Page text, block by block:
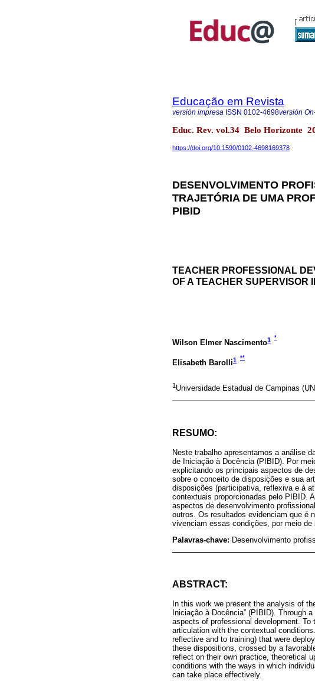
Educação em Revista
versión impresa ISSN 0102-4698versión
Educ. Rev. vol.34 Belo Horizonte
https://doi.org/10.1590/0102-4698169378
DESENVOLVIMENTO
TRAJETÓRIA DE UMA
PIBID
TEACHER PROFESSIONAL
OF A TEACHER SUPERVISOR
Wilson Elmer Nascimento1 *
Elisabeth Barolli1 **
1 Universidade Estadual de Campinas
RESUMO:
Neste trabalho apresentamos a análise
de Iniciação à Docência (PIBID). Por
explicitando os principais aspectos de
sobre o conceito de disposições e sua
disposições (participativa, reflexiva e à
contextuais proporcionadas pelo PIBID.
aspectos de desenvolvimento
outros. Os resultados evidenciam que é
vivenciam essas condições, por meio
Palavras-chave: Desenvolvimento
ABSTRACT:
In this work we present the analysis of
Iniciação à Docência” (PIBID). Through
aspects of professional development.
articulation with the contextual
reflective and to training) that were
these dispositions, crossed by a
reflect on their own practice, theoretical
conditions with the ways in which
can take place effectively.